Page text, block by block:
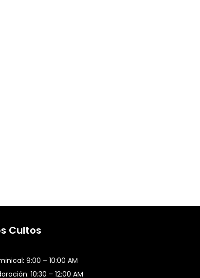
Cultos
9:00 – 10:00 AM
10:30 – 12:00 AM